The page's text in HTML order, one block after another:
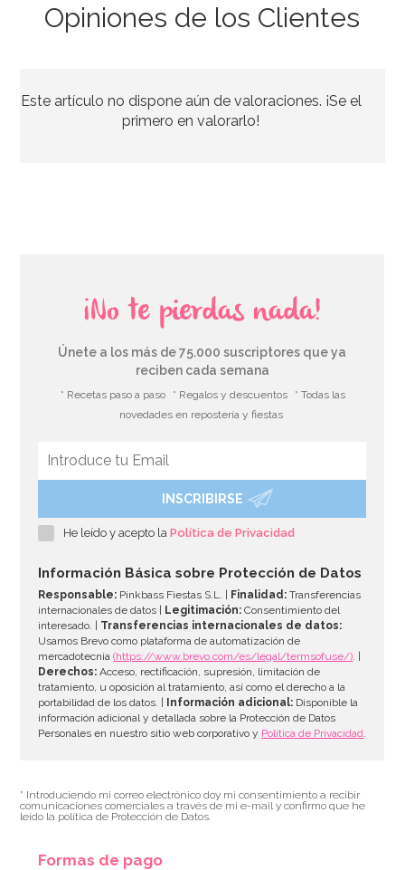
15,95€
Bombona de Helio para Globos Maxi
AÑADIR
Opiniones de los Clientes
Este artículo no dispone aún de valoraciones. ¡Se el
primero en valorarlo!
¡No te pierdas nada!
Únete a los más de 75.000 suscriptores que ya
reciben cada semana
* Recetas paso a paso * Regalos y descuentos
* Todas las
novedades en repostería y fiestas
INSCRIBIRSE
He leído y acepto laPolítica de Privacidad
Información Básica sobre Protección de Datos
Responsable: Pinkbass Fiestas S.L. | Finalidad: Transferencias
internacionales de datos |
Legitimación: Consentimiento del
interesado. | Transferencias internacionales de datos:
Usamos Brevo como plataforma de automatización de
mercadotecnia(https://www.brevo.com/es/legal/termsofuse/). |
Derechos: Acceso, rectificación, supresión, limitación de
tratamiento, u oposición al tratamiento, así como el derecho a la
portabilidad de los datos. |
Información adicional: Disponible la
información adicional y detallada sobre la Protección de Datos
Personales en nuestro sitio web corporativo y Política de Privacidad.
* Introduciendo mi correo electrónico doy mi consentimiento a recibir
comunicaciones comerciales a través de mi e-mail y confirmo que he
leído la política de Protección de Datos.
Formas de pago